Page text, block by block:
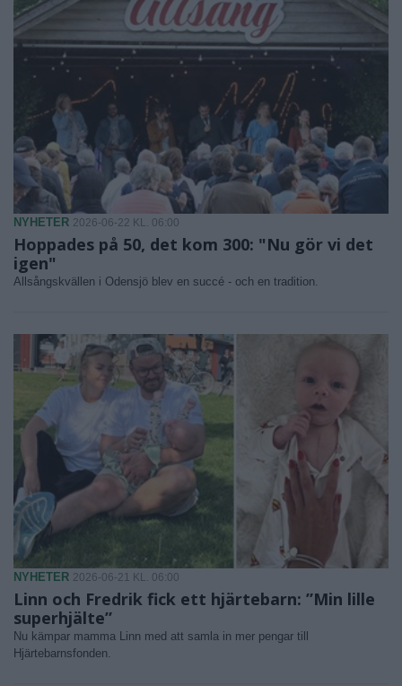
NYHETER 2026-06-22 KL. 06:00
Hoppades på 50, det kom 300: "Nu gör vi det
igen"
Allsångskvällen i Odensjö blev en succé - och en tradition.
NYHETER 2026-06-21 KL. 06:00
Linn och Fredrik fick ett hjärtebarn: ”Min lille
superhjälte”
Nu kämpar mamma Linn med att samla in mer pengar till
Hjärtebarnsfonden.